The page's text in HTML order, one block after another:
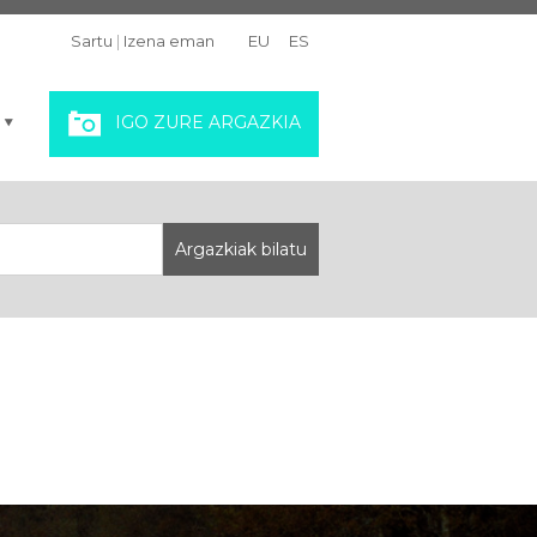
Sartu | Izena eman EU ES
IGO ZURE ARGAZKIA